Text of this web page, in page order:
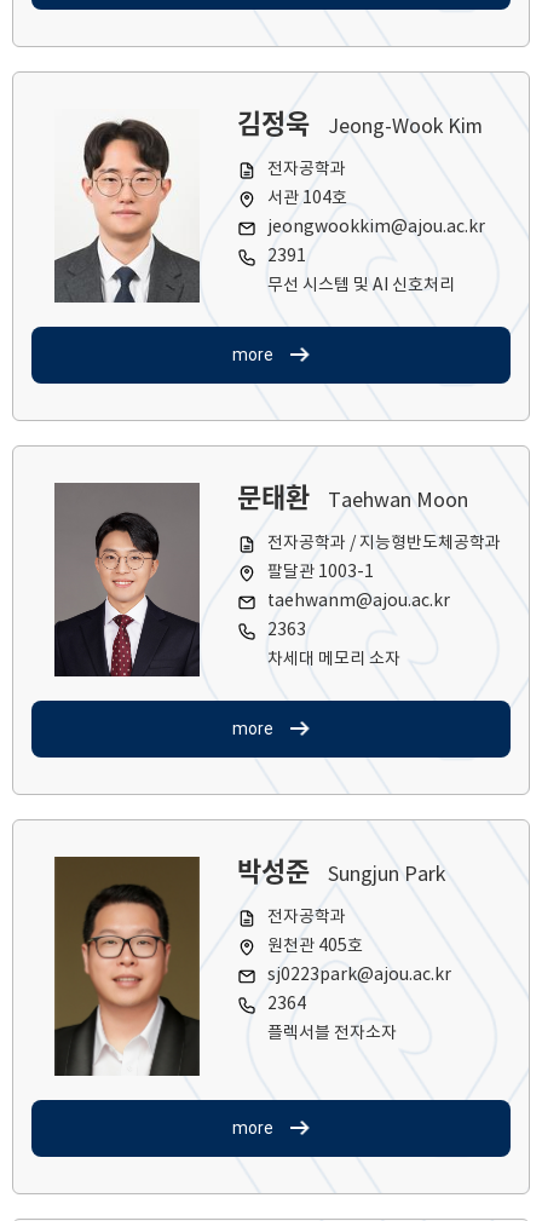
김정욱 Jeong-Wook Kim
전자공학과
서관 104호
jeongwookkim@ajou.ac.kr
2391
무선 시스템 및 AI 신호처리
more
문태환 Taehwan Moon
전자공학과 / 지능형반도체공학과
팔달관 1003-1
taehwanm@ajou.ac.kr
2363
차세대 메모리 소자
more
박성준 Sungjun Park
전자공학과
원천관 405호
sj0223park@ajou.ac.kr
2364
플렉서블 전자소자
more